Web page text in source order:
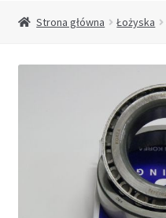
Strona główna Łożyska